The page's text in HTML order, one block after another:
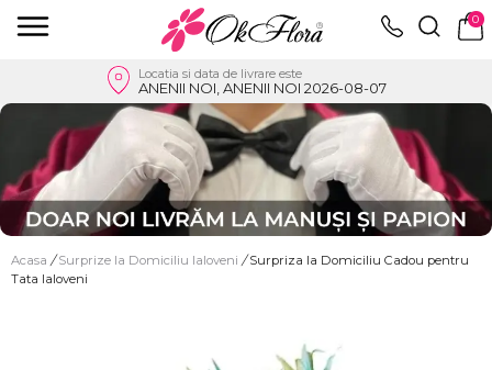
0
Locatia si data de livrare este
ANENII NOI, ANENII NOI 2026-08-07
Acasa / Surprize la Domiciliu Ialoveni / Surpriza la Domiciliu Cadou pentru
Tata Ialoveni